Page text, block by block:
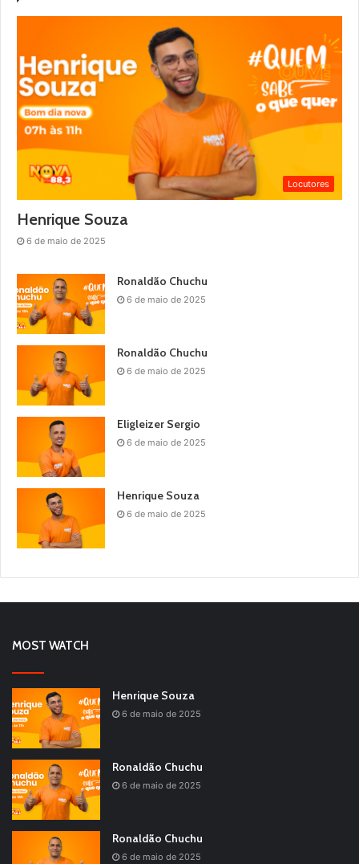
Locutores
Henrique Souza
6 de maio de 2025
Ronaldão Chuchu
6 de maio de 2025
Ronaldão Chuchu
6 de maio de 2025
Eligleizer Sergio
6 de maio de 2025
Henrique Souza
6 de maio de 2025
MOST WATCH
Henrique Souza
6 de maio de 2025
Ronaldão Chuchu
6 de maio de 2025
Ronaldão Chuchu
6 de maio de 2025